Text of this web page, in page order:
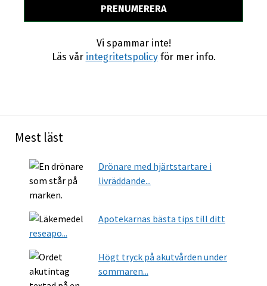
Vi spammar inte!
Läs vår integritetspolicyför mer info.
Mest läst
Drönare med hjärtstartare i
livräddande...
Apotekarnas bästa tips till ditt
reseapo...
Högt tryck på akutvården under
sommaren...